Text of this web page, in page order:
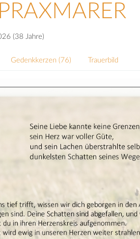
(38 Jahre)
Gedenkkerzen ( 76)
Trauerbild